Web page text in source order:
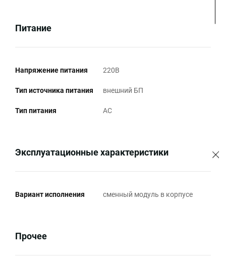
Питание
Напряжение питания 220В
Тип источника питания внешний БП
Тип питания AC
Эксплуатационные характеристики
Вариант исполнения сменный модуль в корпусе
Прочее